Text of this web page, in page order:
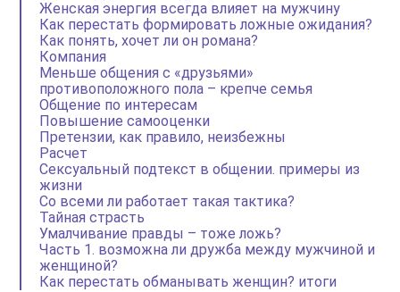
Женская энергия всегда влияет на мужчину
Как перестать формировать ложные ожидания?
Как понять, хочет ли он романа?
Компания
Меньше общения с «друзьями»
противоположного пола – крепче семья
Общение по интересам
Повышение самооценки
Претензии, как правило, неизбежны
Расчет
Сексуальный подтекст в общении. примеры из
жизни
Со всеми ли работает такая тактика?
Тайная страсть
Умалчивание правды – тоже ложь?
Часть 1. возможна ли дружба между мужчиной и
женщиной?
Как перестать обманывать женщин? итоги